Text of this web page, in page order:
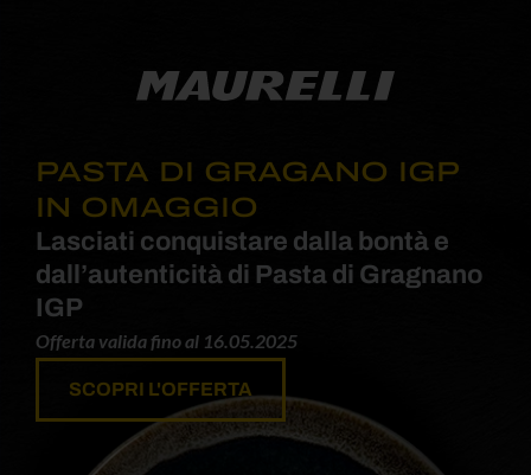
PASTA DI GRAGANO IGP
IN OMAGGIO
Lasciati conquistare dalla bontà e
dall’autenticità di Pasta di Gragnano
IGP
Offerta valida fino al 16.05.2025
SCOPRI L'OFFERTA